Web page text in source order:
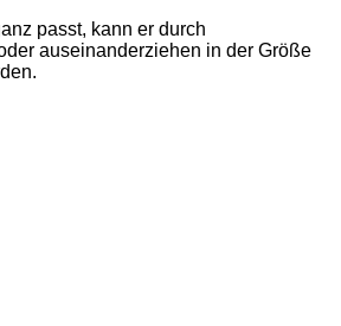
passt, kann er durch
auseinanderziehen in der Größe